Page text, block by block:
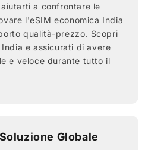
a confrontare le
l'eSIM economica India
qualità-prezzo. Scopri
e assicurati di avere
e veloce durante tutto il
Globale